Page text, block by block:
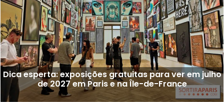
Dica esperta: exposições gratuitas para ver em julho
de 2027 em Paris e na Île-de-France